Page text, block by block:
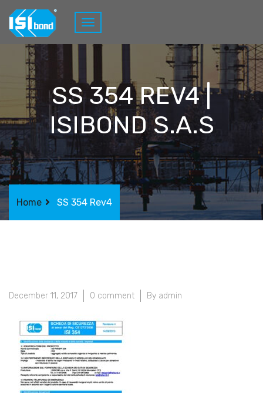
SS 354 REV4 |
ISIBOND S.A.S
Home SS 354 Rev4
December 11, 2017 0 comment By admin